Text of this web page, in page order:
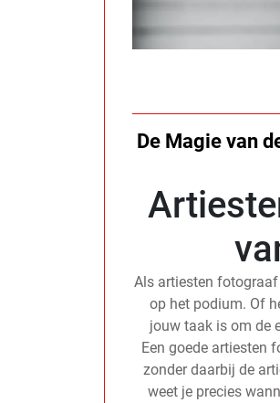
De Magie van
Als artiesten
op het podium. Of
jouw taak is om de
Een goede artiesten
zonder daarbij de
weet je precies